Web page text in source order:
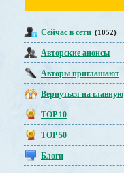
Сейчас в сети (1052)
Авторские анонсы
Авторы приглашают
Вернуться на главную
TOP 10
TOP 50
Блоги